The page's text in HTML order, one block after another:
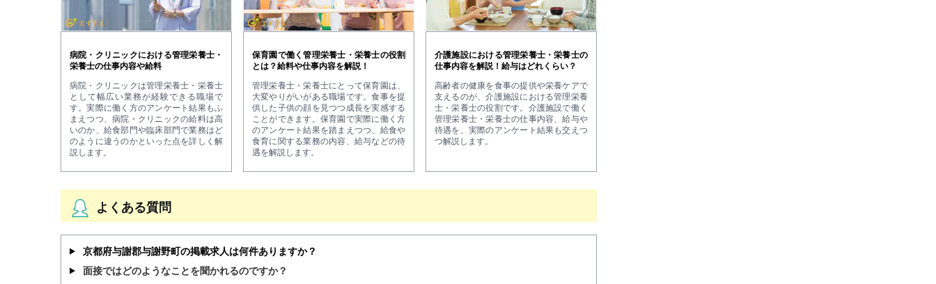
病院・クリニックにおける管理栄養士・
栄養士の仕事内容や給料
病院・クリニックは管理栄養士・栄養士
として幅広い業務が経験できる職場で
す。実際に働く方のアンケート結果もふ
まえつつ、病院・クリニックの給料は高
いのか、給食部門や臨床部門で業務はど
のように違うのかといった点を詳しく解
説します。
保育園で働く管理栄養士・栄養士の役割
とは？給料や仕事内容を解説！
管理栄養士・栄養士にとって保育園は、
大変やりがいがある職場です。食事を提
供した子供の顔を見つつ成長を実感する
ことができます。保育園で実際に働く方
のアンケート結果を踏まえつつ、給食や
食育に関する業務の内容、給与などの待
遇を解説します。
介護施設における管理栄養士・栄養士の
仕事内容を解説！給与はどれくらい？
高齢者の健康を食事の提供や栄養ケアで
支えるのが、介護施設における管理栄養
士・栄養士の役割です。介護施設で働く
管理栄養士・栄養士の仕事内容、給与や
待遇を、実際のアンケート結果も交えつ
つ解説します。
よくある質問
京都府与謝郡与謝野町の掲載求人は何件ありますか？
面接ではどのようなことを聞かれるのですか？